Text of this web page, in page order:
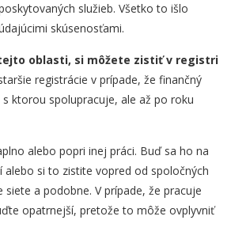
služieb. Všetko to išlo
skúsenosťami.
oblasti, si môžete zistiť v registri
registrácie v prípade, že finančný
ktorou spolupracuje, ale až po roku
alebo popri inej práci. Buď sa ho na
si to zistite vopred od spoločných
siete a podobne. V prípade, že pracuje
opatrnejší, pretože to môže ovplyvniť